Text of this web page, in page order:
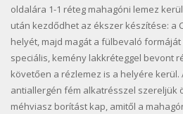
oldalára 1-1 réteg mahagóni lemez
után kezdődhet az ékszer készítése: a
helyét, majd magát a fülbevaló
speciális, kemény lakkréteggel bevont
követően a rézlemez is a helyére kerül.
antiallergén fém alkatrésszel szereljük
méhviasz borítást kap, amitől a